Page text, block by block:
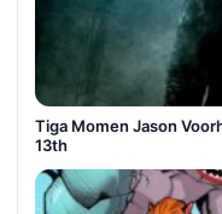
Tiga Momen Jason
13th